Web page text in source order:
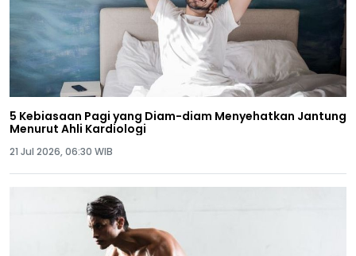
5 Kebiasaan Pagi yang Diam-diam Menyehatkan Jantung
Menurut Ahli Kardiologi
21 Jul 2026, 06:30 WIB